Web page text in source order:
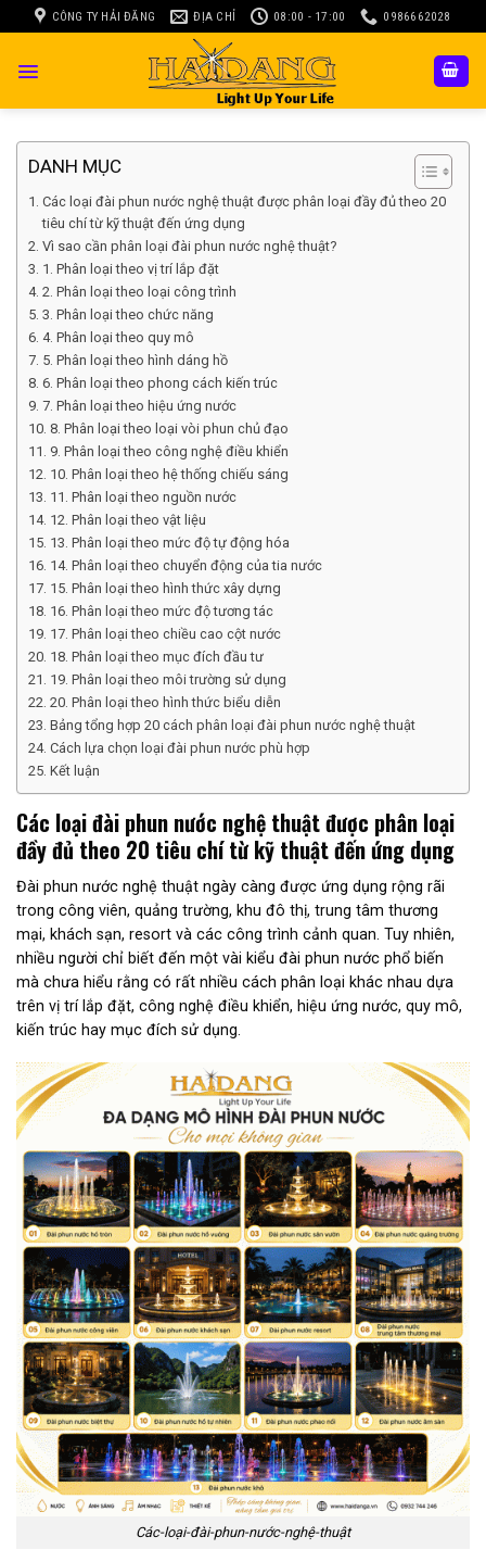
to
CÔNG TY HẢI ĐĂNG ĐỊA CHỈ 08:00 - 17:00 0986662028
DANH MỤC
Các loại đài phun nước nghệ thuật được phân loại đầy đủ theo 20
tiêu chí từ kỹ thuật đến ứng dụng
Vì sao cần phân loại đài phun nước nghệ thuật?
1. Phân loại theo vị trí lắp đặt
2. Phân loại theo loại công trình
3. Phân loại theo chức năng
4. Phân loại theo quy mô
5. Phân loại theo hình dáng hồ
6. Phân loại theo phong cách kiến trúc
7. Phân loại theo hiệu ứng nước
8. Phân loại theo loại vòi phun chủ đạo
9. Phân loại theo công nghệ điều khiển
10. Phân loại theo hệ thống chiếu sáng
11. Phân loại theo nguồn nước
12. Phân loại theo vật liệu
13. Phân loại theo mức độ tự động hóa
14. Phân loại theo chuyển động của tia nước
15. Phân loại theo hình thức xây dựng
16. Phân loại theo mức độ tương tác
17. Phân loại theo chiều cao cột nước
18. Phân loại theo mục đích đầu tư
19. Phân loại theo môi trường sử dụng
20. Phân loại theo hình thức biểu diễn
Bảng tổng hợp 20 cách phân loại đài phun nước nghệ thuật
Cách lựa chọn loại đài phun nước phù hợp
Kết luận
Các loại đài phun nước nghệ thuật được phân loại
đầy đủ theo 20 tiêu chí từ kỹ thuật đến ứng dụng
Đài phun nước nghệ thuật ngày càng được ứng dụng rộng rãi
trong công viên, quảng trường, khu đô thị, trung tâm thương
mại, khách sạn, resort và các công trình cảnh quan. Tuy nhiên,
nhiều người chỉ biết đến một vài kiểu đài phun nước phổ biến
mà chưa hiểu rằng có rất nhiều cách phân loại khác nhau dựa
trên vị trí lắp đặt, công nghệ điều khiển, hiệu ứng nước, quy mô,
kiến trúc hay mục đích sử dụng.
Các-loại-đài-phun-nước-nghệ-thuật